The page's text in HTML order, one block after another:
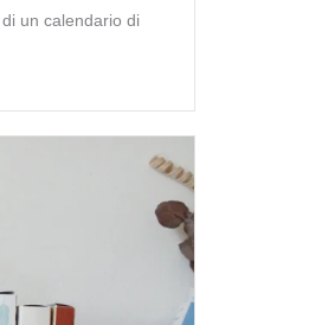
un calendario di